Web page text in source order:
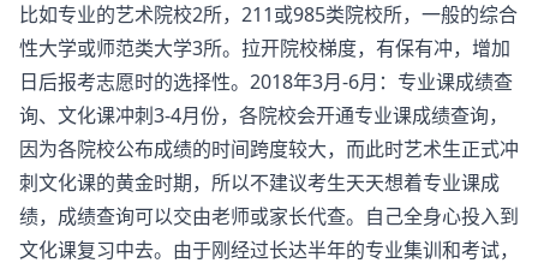
比如专业的艺术院校2所，211或985类院校所，一般的综合
性大学或师范类大学3所。拉开院校梯度，有保有冲，增加
日后报考志愿时的选择性。2018年3月-6月：专业课成绩查
询、文化课冲刺3-4月份，各院校会开通专业课成绩查询，
因为各院校公布成绩的时间跨度较大，而此时艺术生正式冲
刺文化课的黄金时期，所以不建议考生天天想着专业课成
绩，成绩查询可以交由老师或家长代查。自己全身心投入到
文化课复习中去。由于刚经过长达半年的专业集训和考试，